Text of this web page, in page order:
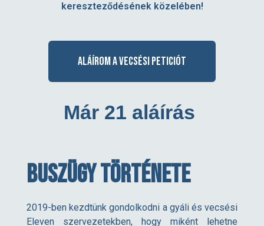
e
k
kereszteződésének közelében!
Aláírom a vecsési peticiót
Már 21 aláírás
Buszügy története
2019-ben kezdtünk gondolkodni a gyáli és vecsési
Eleven szervezetekben, hogy miként lehetne